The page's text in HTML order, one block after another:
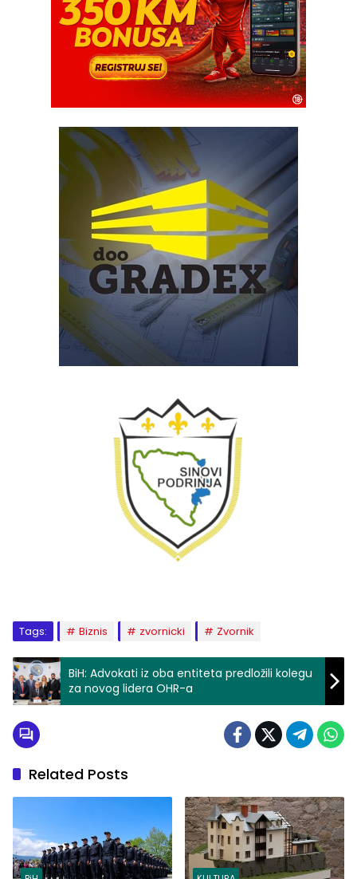
Tags: Biznis zvornicki Zvornik
BiH: Advokati iz oba entiteta predložili kolegu
za novog lidera OHR-a
Related Posts